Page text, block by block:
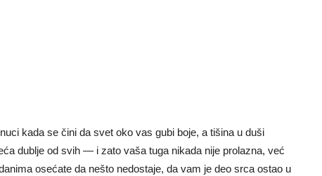
kada se čini da svet oko vas gubi boje, a tišina u duši
dublje od svih — i zato vaša tuga nikada nije prolazna, već
osećate da nešto nedostaje, da vam je deo srca ostao u